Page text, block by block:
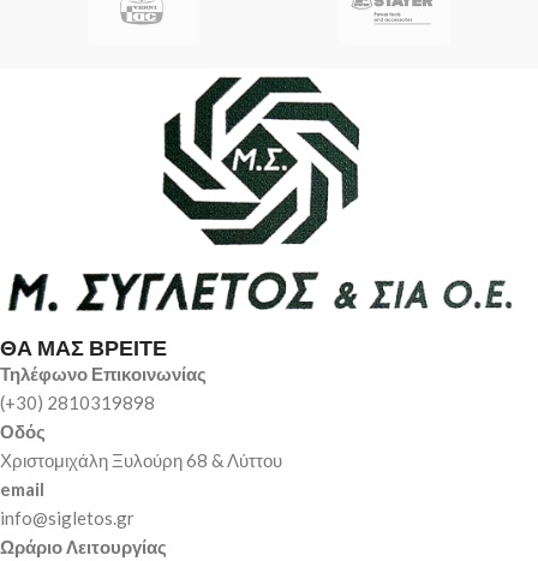
ΘΑ ΜΑΣ ΒΡΕΙΤΕ
Τηλέφωνο Επικοινωνίας
(+30) 2810319898
Οδός
Χριστομιχάλη Ξυλούρη 68 & Λύττου
email
info@sigletos.gr
Ωράριο Λειτουργίας